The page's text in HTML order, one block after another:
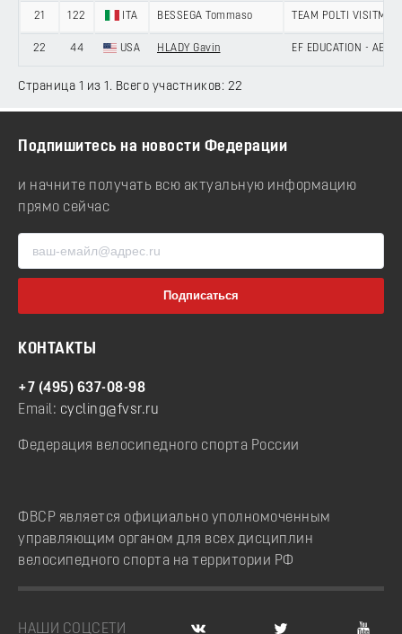
21 122 ITA BESSEGA Tommaso TEAM POLTI
22 44 USA HLADY Gavin EF EDUCATION -
Страница 1 из 1. Всего участников: 22
Подпишитесь на новости Федерации
и начните получать всю актуальную информацию
прямо сейчас
КОНТАКТЫ
+7 (495) 637-08-98
Email: cycling@fvsr.ru
Федерация велосипедного спорта России
ФВСР является официально уполномоченным
управляющим органом для всех дисциплин
велосипедного спорта на территории РФ
НАШИ СОЦСЕТИ